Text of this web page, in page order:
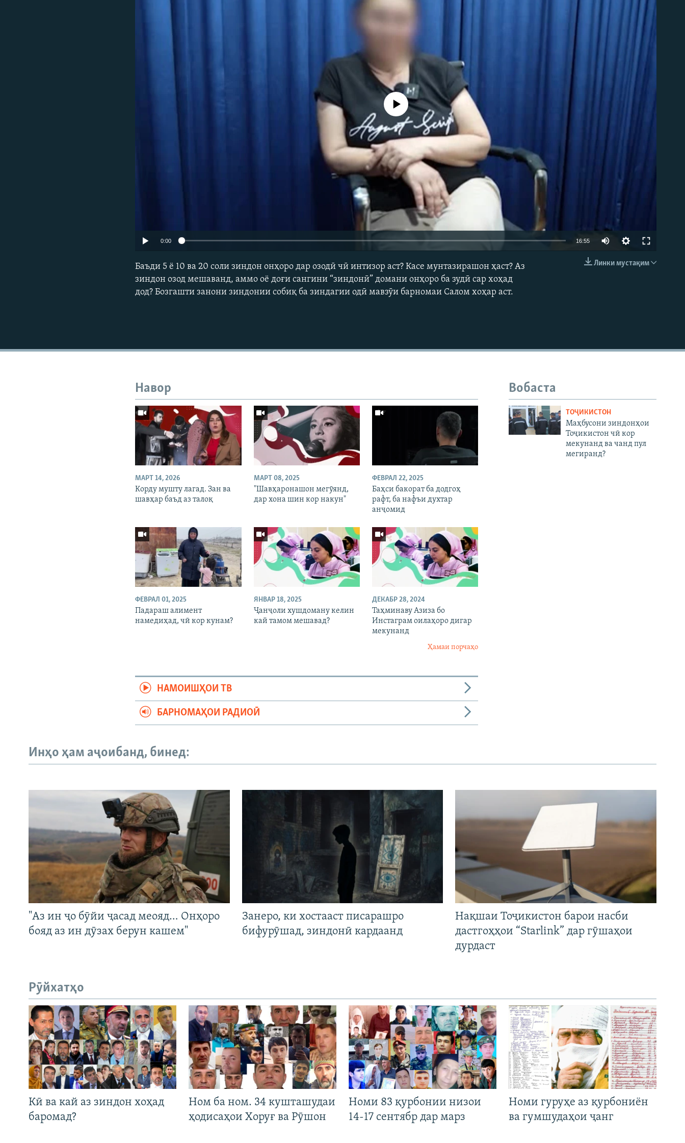
EMBED
Феълан кор намекунад
0:00 16:55
Линки мустақим
Баъди 5 ё 10 ва 20 соли зиндон онҳоро дар озодӣ чӣ интизор аст? Касе мунтазирашон ҳаст? Аз
зиндон озод мешаванд, аммо оё доғи сангини “зиндонӣ” домани онҳоро ба зудӣ сар хоҳад
дод? Бозгашти занони зиндонии собиқ ба зиндагии одӣ мавзӯи барномаи Салом хоҳар аст.
Вобаста
ТОҶИКИСТОН
Маҳбусони зиндонҳои
Тоҷикистон чӣ кор
мекунанд ва чанд пул
мегиранд?
Навор
МАРТ 14, 2026
Корду мушту лагад. Зан ва
шавҳар баъд аз талоқ
МАРТ 08, 2025
"Шавҳаронашон мегӯянд,
дар хона шин кор накун"
ФЕВРАЛ 22, 2025
Баҳси бакорат ба додгоҳ
рафт, ба нафъи духтар
анҷомид
ФЕВРАЛ 01, 2025
Падараш алимент
намедиҳад, чӣ кор кунам?
ЯНВАР 18, 2025
Ҷанҷоли хушдоману келин
кай тамом мешавад?
ДЕКАБР 28, 2024
Таҳминаву Азиза бо
Инстаграм оилаҳоро дигар
мекунанд
Ҳамаи порчаҳо
НАМОИШҲОИ ТВ
БАРНОМАҲОИ РАДИОӢ
Инҳо ҳам аҷоибанд, бинед:
"Аз ин ҷо бӯйи ҷасад меояд… Онҳоро
бояд аз ин дӯзах берун кашем"
Занеро, ки хостааст писарашро
бифурӯшад, зиндонӣ кардаанд
Нақшаи Тоҷикистон барои насби
дастгоҳҳои “Starlink” дар гӯшаҳои
дурдаст
Рӯйхатҳо
Кӣ ва кай аз зиндон хоҳад
баромад?
Ном ба ном. 34 кушташудаи
ҳодисаҳои Хоруғ ва Рӯшон
Номи 83 қурбонии низои
14-17 сентябр дар марз
Номи гуруҳе аз қурбониён
ва гумшудаҳои ҷанг